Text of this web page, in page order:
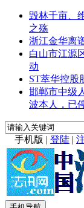
毁林千亩、
之殇
浙江金华离
白山市江源
动
ST萃华控股
邯郸市中级
波本人，已
手机版 | 登陆 |